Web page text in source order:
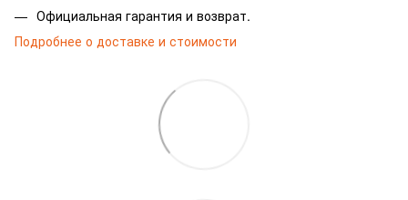
Официальная гарантия и возврат.
Подробнее о доставке и стоимости